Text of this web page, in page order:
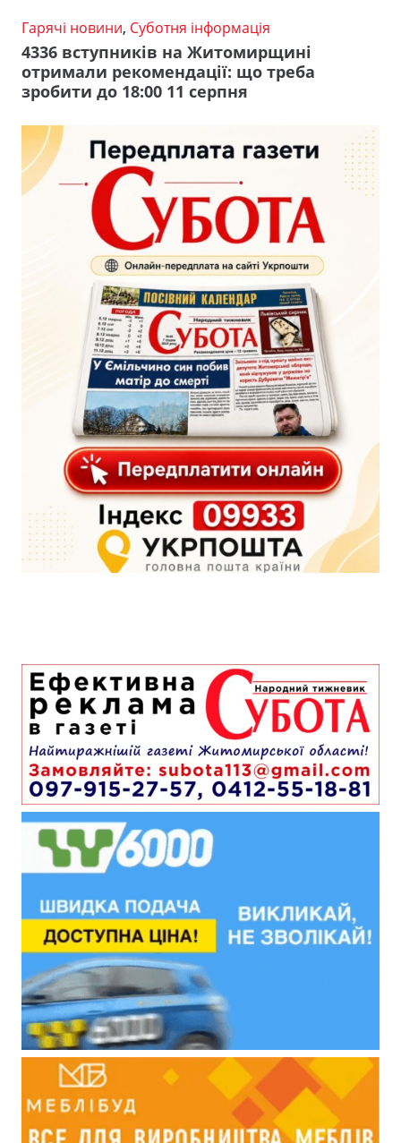
Гарячі новини, Суботня інформація
4336 вступників на Житомирщині
отримали рекомендації: що треба
зробити до 18:00 11 серпня